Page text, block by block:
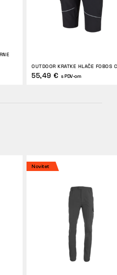
OUTDOOR KRATKE HLAČE FOBOS
55,49 € s PDV-om
Novitet